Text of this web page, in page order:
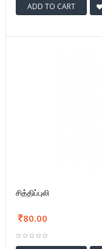
ADD TO CART
சித்திப்புலி
80.00